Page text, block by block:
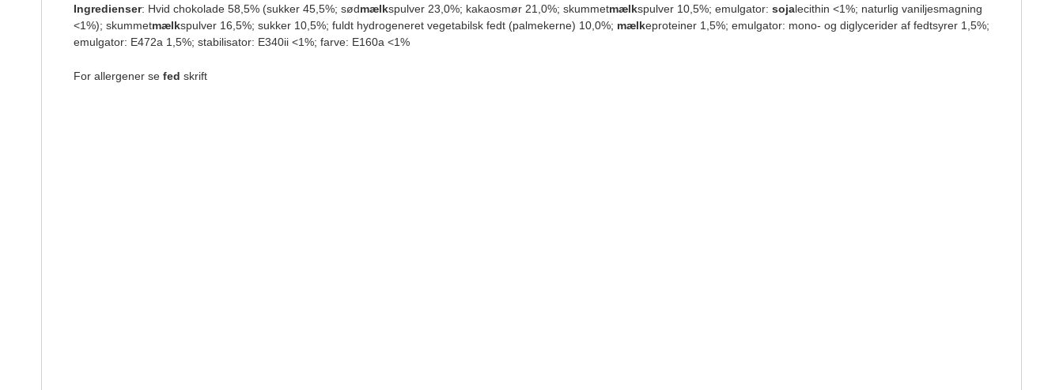
Ingredienser: Hvid chokolade 58,5% (sukker 45,5%; sødmælkspulver 23,0%; kakaosmør 21,0%; skummetmælkspulver 10,5%; emulgator: sojalecithin <1%; naturlig vaniljesmagning
<1%); skummetmælkspulver 16,5%; sukker 10,5%; fuldt hydrogeneret vegetabilsk fedt (palmekerne) 10,0%; mælkeproteiner 1,5%; emulgator: mono- og diglycerider af fedtsyrer 1,5%;
emulgator: E472a 1,5%; stabilisator: E340ii <1%; farve: E160a <1%
For allergener se fed skrift